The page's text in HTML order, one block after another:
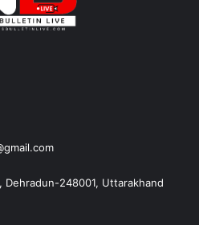
Dehradun-248001, Uttarakhand